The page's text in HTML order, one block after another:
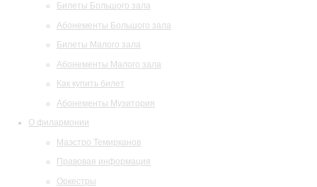
Билеты Большого зала
Абонементы Большого зала
Билеты Малого зала
Абонементы Малого зала
Как купить билет
Абонементы Музитория
О филармонии
Маэстро Темирканов
Правовая информация
Оркестры